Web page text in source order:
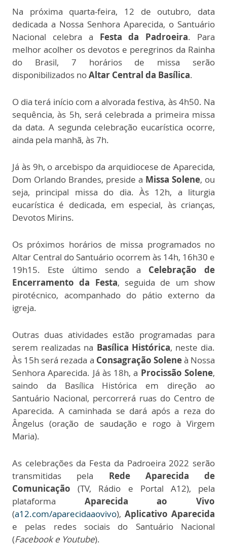
Na próxima quarta-feira, 12 de outubro, data
dedicada a Nossa Senhora Aparecida, o Santuário
Nacional celebra a Festa da Padroeira. Para
melhor acolher os devotos e peregrinos da Rainha
do Brasil, 7 horários de missa serão
disponibilizados noAltar Central da Basílica.
O dia terá início com a alvorada festiva, às 4h50. Na
sequência, às 5h, será celebrada a primeira missa
da data. A segunda celebração eucarística ocorre,
ainda pela manhã, às 7h.
Já às 9h, o arcebispo da arquidiocese de Aparecida,
Dom Orlando Brandes, preside a Missa Solene, ou
seja, principal missa do dia. Às 12h, a liturgia
eucarística é dedicada, em especial, às crianças,
Devotos Mirins.
Os próximos horários de missa programados no
Altar Central do Santuário ocorrem às 14h, 16h30 e
19h15. Este último sendo a Celebração de
Encerramento da Festa, seguida de um show
pirotécnico, acompanhado do pátio externo da
igreja.
Outras duas atividades estão programadas para
serem realizadas na Basílica Histórica, neste dia.
Às 15h será rezada a Consagração Soleneà Nossa
Senhora Aparecida. Já às 18h, a Procissão Solene,
saindo da Basílica Histórica em direção ao
Santuário Nacional, percorrerá ruas do Centro de
Aparecida. A caminhada se dará após a reza do
Ângelus (oração de saudação e rogo à Virgem
Maria).
As celebrações da Festa da Padroeira 2022 serão
transmitidas pela Rede Aparecida de
Comunicação (TV, Rádio e Portal A12), pela
plataforma Aparecida ao Vivo
(a12.com/aparecidaaovivo), Aplicativo Aparecida
e pelas redes sociais do Santuário Nacional
(Facebook e Youtube).